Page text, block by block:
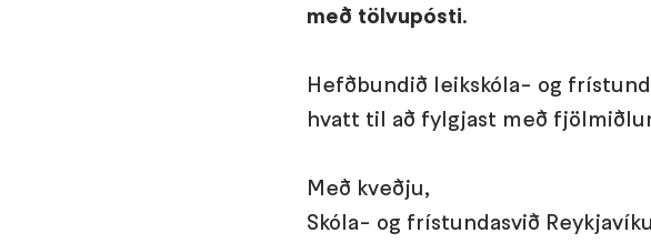
með tölvupósti.
Hefðbundið leikskóla- og
hvatt til að fylgjast með
Með kveðju,
Skóla- og frístundasvið